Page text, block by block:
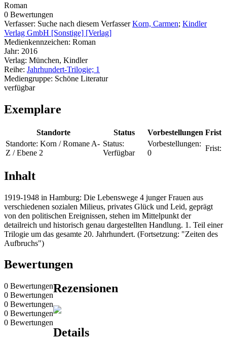
Roman
0 Bewertungen
Verfasser: Suche nach diesem Verfasser Korn, Carmen; Kindler
Verlag GmbH [Sonstige] [Verlag]
Medienkennzeichen: Roman
Jahr: 2016
Verlag: München, Kindler
Reihe: Jahrhundert-Trilogie; 1
Mediengruppe: Schöne Literatur
verfügbar
Exemplare
Standorte Status Vorbestellungen Frist
Standorte: Korn / Romane A-
Z / Ebene 2
Status:
Verfügbar
Vorbestellungen:
0
Frist:
Inhalt
1919-1948 in Hamburg: Die Lebenswege 4 junger Frauen aus
verschiedenen sozialen Milieus, privates Glück und Leid, geprägt
von den politischen Ereignissen, stehen im Mittelpunkt der
detailreich und historisch genau dargestellten Handlung. 1. Teil einer
Trilogie um das gesamte 20. Jahrhundert. (Fortsetzung: "Zeiten des
Aufbruchs")
Bewertungen
0 Bewertungen
0 Bewertungen
0 Bewertungen
0 Bewertungen
0 Bewertungen
Rezensionen
Details